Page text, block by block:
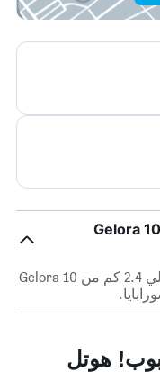
كم يبعد بوب! هوتل جوبينج سورابايا عن Gelora 10
بوب! هوتل جوبينج سورابايا على بعد حوالي 2.4 كم من Gelora 10
بوب! هوتل